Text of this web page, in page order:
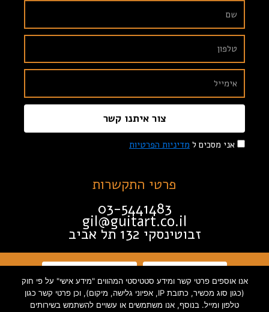
אני מסכים ל מדיניות הפרטיות
צור איתנו קשר
פרטי התקשרות
03-5441483
gil@guitart.co.il
זבוטינסקי 132 תל אביב
הצהרת נגישות
מדיניות פרטיות
אנו אוספים פרטי קשר ומידע סטטיסטי המהווים "מידע אישי" על פי חוק
(כגון סוג מכשיר, כתובת IP, אפיוני גלישה, מיקום), וכן פרטי קשר כגון
טלפון ומייל. בנוסף, אנו משתמשים או עשויים להשתמש בשירותים